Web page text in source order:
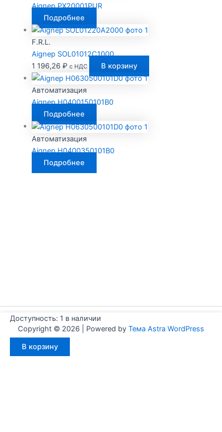
Aignep PX20001PUR
Подробнее
F.R.L.
Aignep SOL01012C1000
1 196,26 ₽ с НДС В корзину
Автоматизация
Aignep H0400150101B0
Подробнее
Автоматизация
Aignep H0400350101B0
Подробнее
Copyright © 2026 | Powered by Тема Astra WordPress
Доступность: 1 в наличии
товара
В корзину